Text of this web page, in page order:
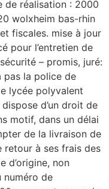
de réalisation : 2000
wolxheim bas-rhin
fiscales. mise à jour
pour l’entretien de
– promis, juré:
pas la police de
lycée polyvalent
d’un droit de
motif, dans un délai
de la livraison de
retour à ses frais des
d’origine, non
numéro de